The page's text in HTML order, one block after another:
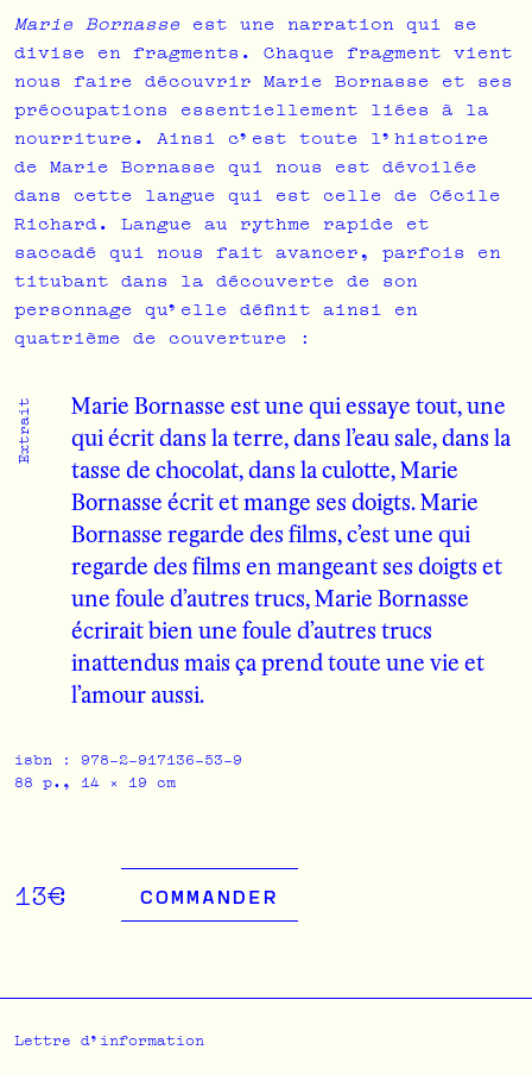
Marie Bornasse est une narration qui se
divise en fragments. Chaque fragment vient
nous faire découvrir Marie Bornasse et ses
préocupations essentiellement liées à la
nourriture. Ainsi c’est toute l’histoire
de Marie Bornasse qui nous est dévoilée
dans cette langue qui est celle de Cécile
Richard. Langue au rythme rapide et
saccadé qui nous fait avancer, parfois en
titubant dans la découverte de son
personnage qu’elle définit ainsi en
quatrième de couverture :
Marie Bornasse est une qui essaye tout, une
qui écrit dans la terre, dans l’eau sale, dans la
tasse de chocolat, dans la culotte, Marie
Bornasse écrit et mange ses doigts. Marie
Bornasse regarde des films, c’est une qui
regarde des films en mangeant ses doigts et
une foule d’autres trucs, Marie Bornasse
écrirait bien une foule d’autres trucs
inattendus mais ça prend toute une vie et
l’amour aussi.
isbn : 978-2-917136-53-9
88 p., 14 × 19 cm
13€ COMMANDER
Lettre d'information